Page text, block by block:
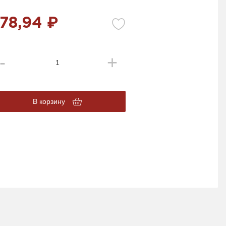
₽
В корзину